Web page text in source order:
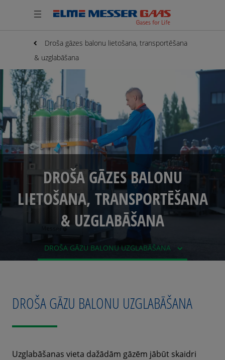
Droša gāzes balonu lietošana, transportēšana
& uzglabāšana
DROŠA GĀZES BALONU
LIETOŠANA, TRANSPORTĒŠANA
& UZGLABĀŠANA
DROŠA GĀZU BALONU UZGLABĀŠANA
DROŠA GĀZU BALONU UZGLABĀŠANA
Uzglabāšanas vieta dažādām gāzēm jābūt skaidri